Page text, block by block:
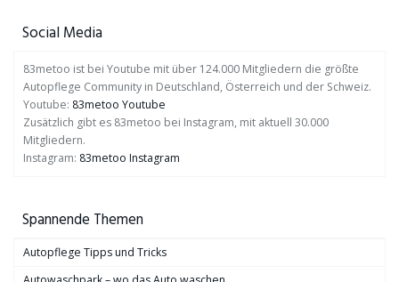
Social Media
83metoo ist bei Youtube mit über 124.000 Mitgliedern die größte
Autopflege Community in Deutschland, Österreich und der Schweiz.
Youtube: 83metoo Youtube
Zusätzlich gibt es 83metoo bei Instagram, mit aktuell 30.000
Mitgliedern.
Instagram: 83metoo Instagram
Spannende Themen
Autopflege Tipps und Tricks